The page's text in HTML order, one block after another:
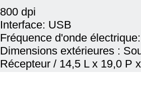
800 dpi
Interface: USB
Fréquence d'onde
Dimensions extérieures :
Récepteur / 14,5 L x 19,0 P